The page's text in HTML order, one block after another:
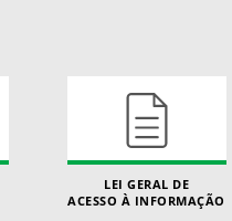
LEI GERAL DE
ACESSO À INFORMAÇÃO